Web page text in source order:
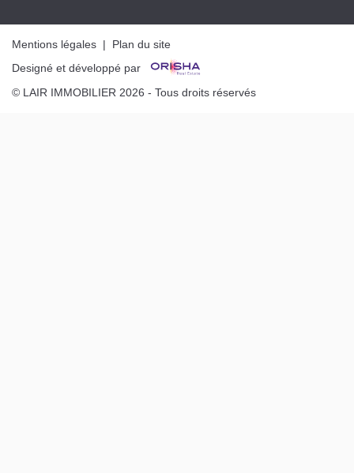
Mentions légales | Plan du site
Designé et développé par
© LAIR IMMOBILIER 2026 - Tous droits réservés